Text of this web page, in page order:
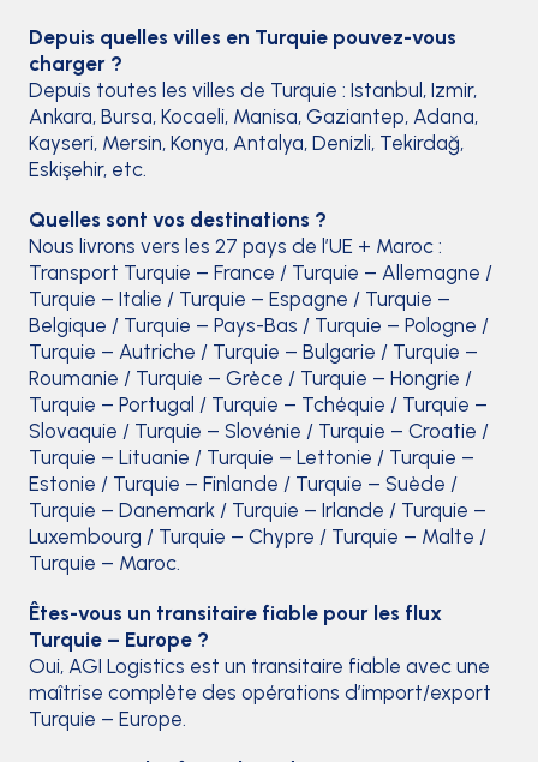
Depuis quelles villes en Turquie pouvez-vous
charger ?
Depuis toutes les villes de Turquie : Istanbul, Izmir,
Ankara, Bursa, Kocaeli, Manisa, Gaziantep, Adana,
Kayseri, Mersin, Konya, Antalya, Denizli, Tekirdağ,
Eskişehir, etc.
Quelles sont vos destinations ?
Nous livrons vers les 27 pays de l’UE + Maroc :
Transport Turquie – France / Turquie – Allemagne /
Turquie – Italie / Turquie – Espagne / Turquie –
Belgique / Turquie – Pays-Bas / Turquie – Pologne /
Turquie – Autriche / Turquie – Bulgarie / Turquie –
Roumanie / Turquie – Grèce / Turquie – Hongrie /
Turquie – Portugal / Turquie – Tchéquie / Turquie –
Slovaquie / Turquie – Slovénie / Turquie – Croatie /
Turquie – Lituanie / Turquie – Lettonie / Turquie –
Estonie / Turquie – Finlande / Turquie – Suède /
Turquie – Danemark / Turquie – Irlande / Turquie –
Luxembourg / Turquie – Chypre / Turquie – Malte /
Turquie – Maroc.
Êtes-vous un transitaire fiable pour les flux
Turquie – Europe ?
Oui, AGI Logistics est un transitaire fiable avec une
maîtrise complète des opérations d’import/export
Turquie – Europe.